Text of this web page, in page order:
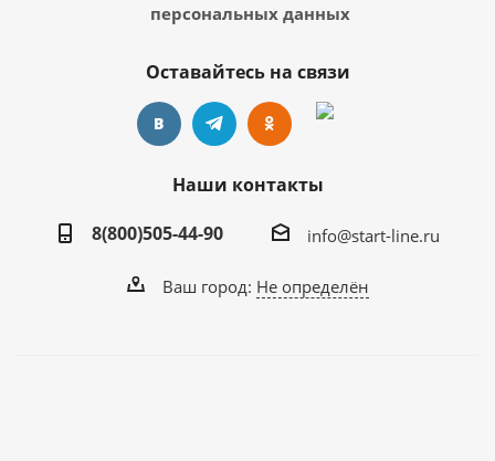
персональных данных
Оставайтесь на связи
Наши контакты
8(800)505-44-90
info@start-line.ru
Ваш город: Не определён